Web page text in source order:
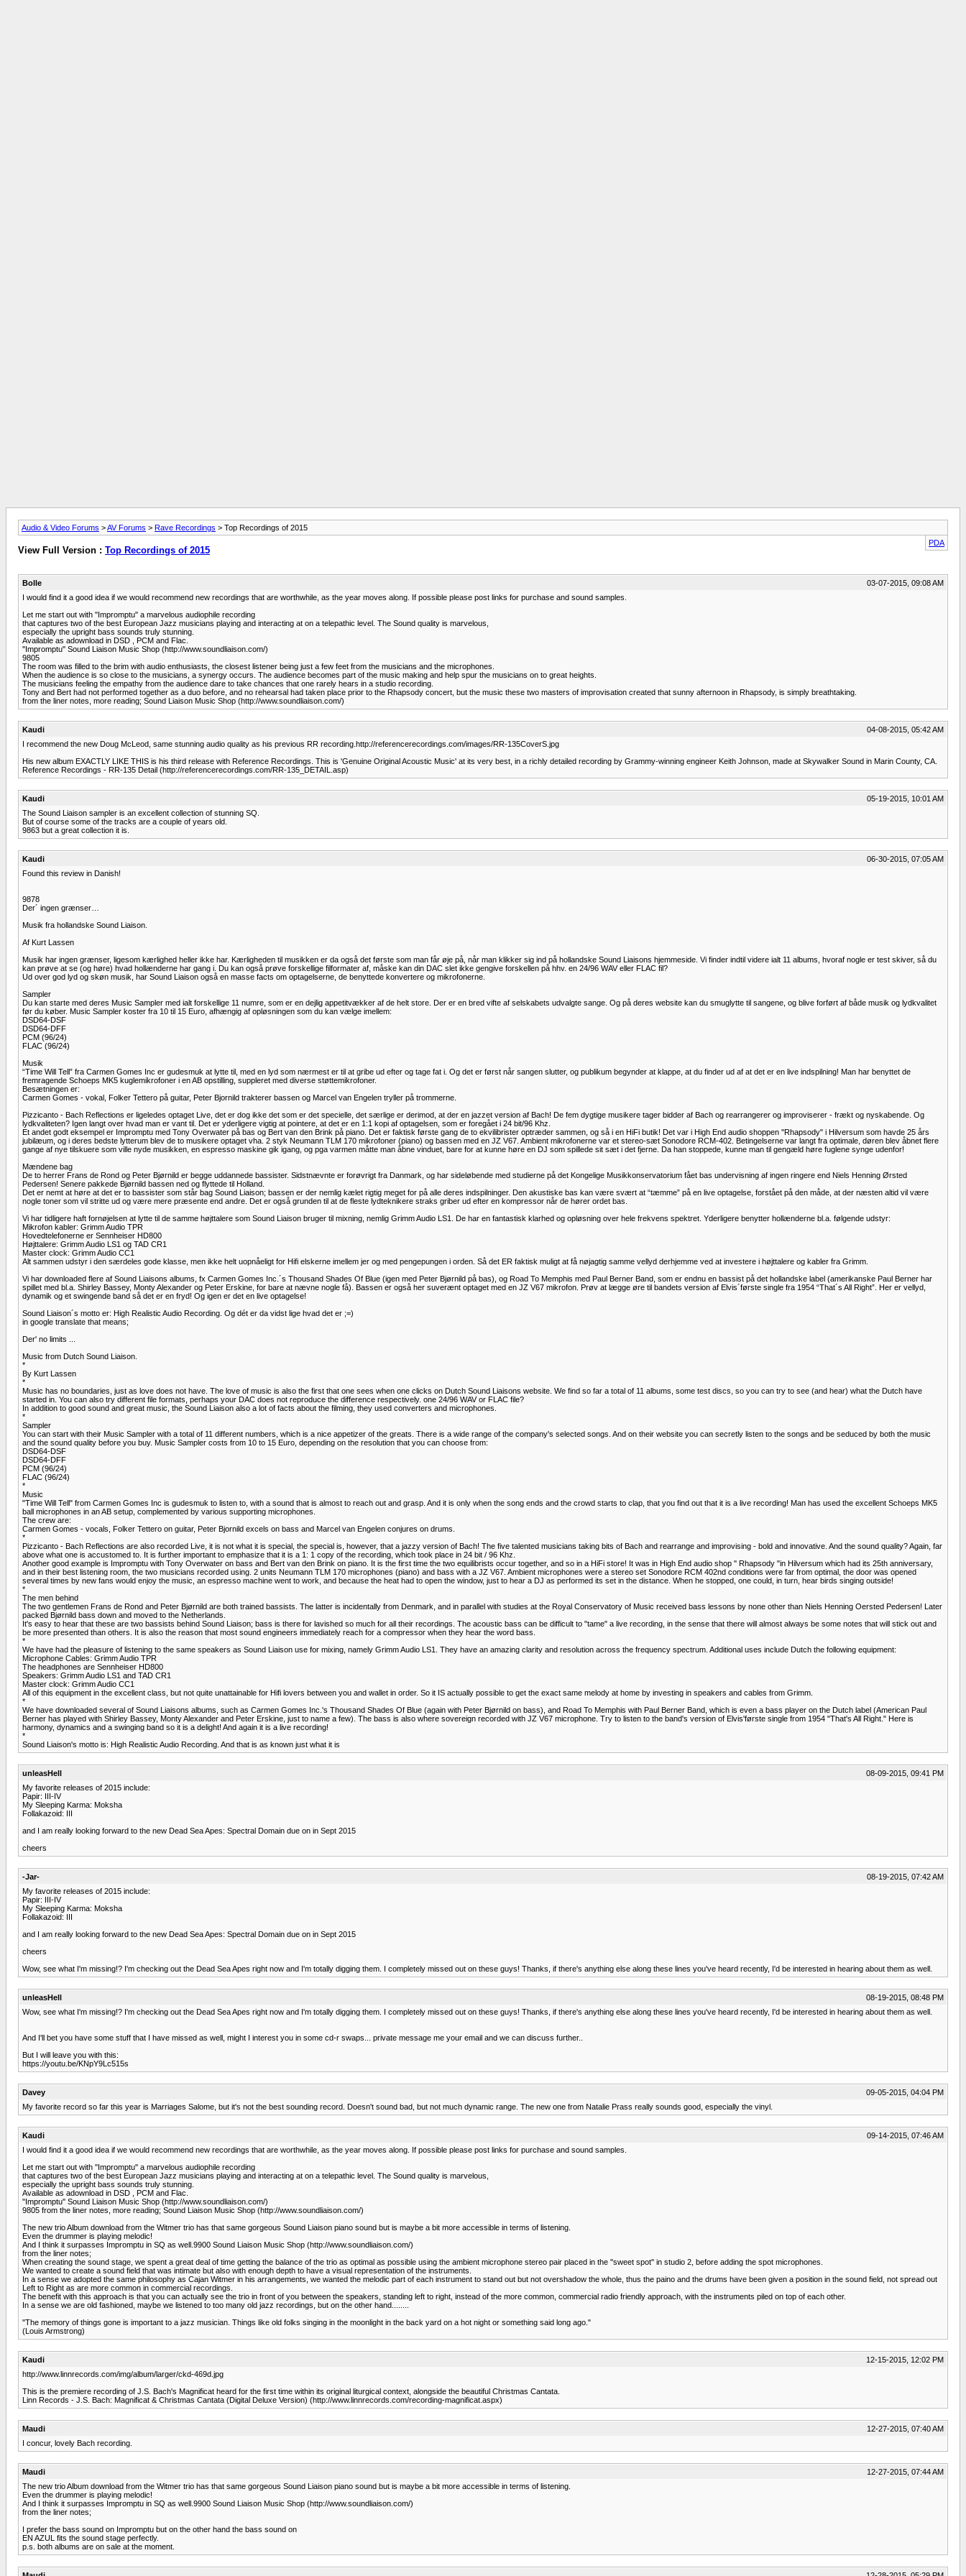
Audio & Video Forums >AV Forums > Rave Recordings > Top Recordings of 2015
PDA
View Full Version : Top Recordings of 2015
Bolle
03-07-2015, 09:08 AM
I would find it a good idea if we would recommend new recordings that are worthwhile, as the year moves along. If possible please post links for purchase and sound samples.
Let me start out with ''Impromptu'' a marvelous audiophile recording
that captures two of the best European Jazz musicians playing and interacting at on a telepathic level. The Sound quality is marvelous,
especially the upright bass sounds truly stunning.
Available as adownload in DSD , PCM and Flac.
''Impromptu'' Sound Liaison Music Shop (http://www.soundliaison.com/)
9805
The room was filled to the brim with audio enthusiasts, the closest listener being just a few feet from the musicians and the microphones.
When the audience is so close to the musicians, a synergy occurs. The audience becomes part of the music making and help spur the musicians on to great heights.
The musicians feeling the empathy from the audience dare to take chances that one rarely hears in a studio recording.
Tony and Bert had not performed together as a duo before, and no rehearsal had taken place prior to the Rhapsody concert, but the music these two masters of improvisation created that sunny afternoon in Rhapsody, is simply breathtaking.
from the liner notes, more reading; Sound Liaison Music Shop (http://www.soundliaison.com/)
Kaudi
04-08-2015, 05:42 AM
I recommend the new Doug McLeod, same stunning audio quality as his previous RR recording.http://referencerecordings.com/images/RR-135CoverS.jpg
His new album EXACTLY LIKE THIS is his third release with Reference Recordings. This is 'Genuine Original Acoustic Music' at its very best, in a richly detailed recording by Grammy-winning engineer Keith Johnson, made at Skywalker Sound in Marin County, CA.
Reference Recordings - RR-135 Detail (http://referencerecordings.com/RR-135_DETAIL.asp)
Kaudi
05-19-2015, 10:01 AM
The Sound Liaison sampler is an excellent collection of stunning SQ.
But of course some of the tracks are a couple of years old.
9863 but a great collection it is.
Kaudi
06-30-2015, 07:05 AM
Found this review in Danish!
9878
Der´ ingen grænser…
Musik fra hollandske Sound Liaison.
Af Kurt Lassen
Musik har ingen grænser, ligesom kærlighed heller ikke har. Kærligheden til musikken er da også det første som man får øje på, når man klikker sig ind på hollandske Sound Liaisons hjemmeside. Vi finder indtil videre ialt 11 albums, hvoraf nogle er test skiver, så du
kan prøve at se (og høre) hvad hollænderne har gang i. Du kan også prøve forskellige filformater af, måske kan din DAC slet ikke gengive forskellen på hhv. en 24/96 WAV eller FLAC fil?
Ud over god lyd og skøn musik, har Sound Liaison også en masse facts om optagelserne, de benyttede konvertere og mikrofonerne.
Sampler
Du kan starte med deres Music Sampler med ialt forskellige 11 numre, som er en dejlig appetitvækker af de helt store. Der er en bred vifte af selskabets udvalgte sange. Og på deres website kan du smuglytte til sangene, og blive forført af både musik og lydkvalitet
før du køber. Music Sampler koster fra 10 til 15 Euro, afhængig af opløsningen som du kan vælge imellem:
DSD64-DSF
DSD64-DFF
PCM (96/24)
FLAC (96/24)
Musik
“Time Will Tell” fra Carmen Gomes Inc er gudesmuk at lytte til, med en lyd som nærmest er til at gribe ud efter og tage fat i. Og det er først når sangen slutter, og publikum begynder at klappe, at du finder ud af at det er en live indspilning! Man har benyttet de
fremragende Schoeps MK5 kuglemikrofoner i en AB opstilling, suppleret med diverse støttemikrofoner.
Besætningen er:
Carmen Gomes - vokal, Folker Tettero på guitar, Peter Bjornild trakterer bassen og Marcel van Engelen tryller på trommerne.
Pizzicanto - Bach Reflections er ligeledes optaget Live, det er dog ikke det som er det specielle, det særlige er derimod, at der en jazzet version af Bach! De fem dygtige musikere tager bidder af Bach og rearrangerer og improviserer - frækt og nyskabende. Og
lydkvaliteten? Igen langt over hvad man er vant til. Det er yderligere vigtig at pointere, at det er en 1:1 kopi af optagelsen, som er foregået i 24 bit/96 Khz.
Et andet godt eksempel er Impromptu med Tony Overwater på bas og Bert van den Brink på piano. Det er faktisk første gang de to ekvilibrister optræder sammen, og så i en HiFi butik! Det var i High End audio shoppen ''Rhapsody" i Hilversum som havde 25 års
jubilæum, og i deres bedste lytterum blev de to musikere optaget vha. 2 styk Neumann TLM 170 mikrofoner (piano) og bassen med en JZ V67. Ambient mikrofonerne var et stereo-sæt Sonodore RCM-402. Betingelserne var langt fra optimale, døren blev åbnet flere
gange af nye tilskuere som ville nyde musikken, en espresso maskine gik igang, og pga varmen måtte man åbne vinduet, bare for at kunne høre en DJ som spillede sit sæt i det fjerne. Da han stoppede, kunne man til gengæld høre fuglene synge udenfor!
Mændene bag
De to herrer Frans de Rond og Peter Bjørnild er begge uddannede bassister. Sidstnævnte er forøvrigt fra Danmark, og har sideløbende med studierne på det Kongelige Musikkonservatorium fået bas undervisning af ingen ringere end Niels Henning Ørsted
Pedersen! Senere pakkede Bjørnild bassen ned og flyttede til Holland.
Det er nemt at høre at det er to bassister som står bag Sound Liaison; bassen er der nemlig kælet rigtig meget for på alle deres indspilninger. Den akustiske bas kan være svært at “tæmme” på en live optagelse, forstået på den måde, at der næsten altid vil være
nogle toner som vil stritte ud og være mere præsente end andre. Det er også grunden til at de fleste lydteknikere straks griber ud efter en kompressor når de hører ordet bas.
Vi har tidligere haft fornøjelsen at lytte til de samme højttalere som Sound Liaison bruger til mixning, nemlig Grimm Audio LS1. De har en fantastisk klarhed og opløsning over hele frekvens spektret. Yderligere benytter hollænderne bl.a. følgende udstyr:
Mikrofon kabler: Grimm Audio TPR
Hovedtelefonerne er Sennheiser HD800
Højttalere: Grimm Audio LS1 og TAD CR1
Master clock: Grimm Audio CC1
Alt sammen udstyr i den særdeles gode klasse, men ikke helt uopnåeligt for Hifi elskerne imellem jer og med pengepungen i orden. Så det ER faktisk muligt at få nøjagtig samme vellyd derhjemme ved at investere i højttalere og kabler fra Grimm.
Vi har downloaded flere af Sound Liaisons albums, fx Carmen Gomes Inc.´s Thousand Shades Of Blue (igen med Peter Bjørnild på bas), og Road To Memphis med Paul Berner Band, som er endnu en bassist på det hollandske label (amerikanske Paul Berner har
spillet med bl.a. Shirley Bassey, Monty Alexander og Peter Erskine, for bare at nævne nogle få). Bassen er også her suverænt optaget med en JZ V67 mikrofon. Prøv at lægge øre til bandets version af Elvis´første single fra 1954 “That´s All Right”. Her er vellyd,
dynamik og et swingende band så det er en fryd! Og igen er det en live optagelse!
Sound Liaison´s motto er: High Realistic Audio Recording. Og dét er da vidst lige hvad det er ;=)
in google translate that means;
Der' no limits ...
Music from Dutch Sound Liaison.
*
By Kurt Lassen
*
Music has no boundaries, just as love does not have. The love of music is also the first that one sees when one clicks on Dutch Sound Liaisons website. We find so far a total of 11 albums, some test discs, so you can try to see (and hear) what the Dutch have
started in. You can also try different file formats, perhaps your DAC does not reproduce the difference respectively. one 24/96 WAV or FLAC file?
In addition to good sound and great music, the Sound Liaison also a lot of facts about the filming, they used converters and microphones.
*
Sampler
You can start with their Music Sampler with a total of 11 different numbers, which is a nice appetizer of the greats. There is a wide range of the company's selected songs. And on their website you can secretly listen to the songs and be seduced by both the music
and the sound quality before you buy. Music Sampler costs from 10 to 15 Euro, depending on the resolution that you can choose from:
DSD64-DSF
DSD64-DFF
PCM (96/24)
FLAC (96/24)
*
Music
"Time Will Tell" from Carmen Gomes Inc is gudesmuk to listen to, with a sound that is almost to reach out and grasp. And it is only when the song ends and the crowd starts to clap, that you find out that it is a live recording! Man has used the excellent Schoeps MK5
ball microphones in an AB setup, complemented by various supporting microphones.
The crew are:
Carmen Gomes - vocals, Folker Tettero on guitar, Peter Bjornild excels on bass and Marcel van Engelen conjures on drums.
*
Pizzicanto - Bach Reflections are also recorded Live, it is not what it is special, the special is, however, that a jazzy version of Bach! The five talented musicians taking bits of Bach and rearrange and improvising - bold and innovative. And the sound quality? Again, far
above what one is accustomed to. It is further important to emphasize that it is a 1: 1 copy of the recording, which took place in 24 bit / 96 Khz.
Another good example is Impromptu with Tony Overwater on bass and Bert van den Brink on piano. It is the first time the two equilibrists occur together, and so in a HiFi store! It was in High End audio shop '' Rhapsody "in Hilversum which had its 25th anniversary,
and in their best listening room, the two musicians recorded using. 2 units Neumann TLM 170 microphones (piano) and bass with a JZ V67. Ambient microphones were a stereo set Sonodore RCM 402nd conditions were far from optimal, the door was opened
several times by new fans would enjoy the music, an espresso machine went to work, and because the heat had to open the window, just to hear a DJ as performed its set in the distance. When he stopped, one could, in turn, hear birds singing outside!
*
The men behind
The two gentlemen Frans de Rond and Peter Bjørnild are both trained bassists. The latter is incidentally from Denmark, and in parallel with studies at the Royal Conservatory of Music received bass lessons by none other than Niels Henning Oersted Pedersen! Later
packed Bjørnild bass down and moved to the Netherlands.
It's easy to hear that these are two bassists behind Sound Liaison; bass is there for lavished so much for all their recordings. The acoustic bass can be difficult to "tame" a live recording, in the sense that there will almost always be some notes that will stick out and
be more presented than others. It is also the reason that most sound engineers immediately reach for a compressor when they hear the word bass.
*
We have had the pleasure of listening to the same speakers as Sound Liaison use for mixing, namely Grimm Audio LS1. They have an amazing clarity and resolution across the frequency spectrum. Additional uses include Dutch the following equipment:
Microphone Cables: Grimm Audio TPR
The headphones are Sennheiser HD800
Speakers: Grimm Audio LS1 and TAD CR1
Master clock: Grimm Audio CC1
All of this equipment in the excellent class, but not quite unattainable for Hifi lovers between you and wallet in order. So it IS actually possible to get the exact same melody at home by investing in speakers and cables from Grimm.
*
We have downloaded several of Sound Liaisons albums, such as Carmen Gomes Inc.'s Thousand Shades Of Blue (again with Peter Bjørnild on bass), and Road To Memphis with Paul Berner Band, which is even a bass player on the Dutch label (American Paul
Berner has played with Shirley Bassey, Monty Alexander and Peter Erskine, just to name a few). The bass is also where sovereign recorded with JZ V67 microphone. Try to listen to the band's version of Elvis'første single from 1954 "That's All Right." Here is
harmony, dynamics and a swinging band so it is a delight! And again it is a live recording!
*
Sound Liaison's motto is: High Realistic Audio Recording. And that is as known just what it is
unleasHell
08-09-2015, 09:41 PM
My favorite releases of 2015 include:
Papir: III-IV
My Sleeping Karma: Moksha
Follakazoid: III
and I am really looking forward to the new Dead Sea Apes: Spectral Domain due on in Sept 2015
cheers
-Jar-
08-19-2015, 07:42 AM
My favorite releases of 2015 include:
Papir: III-IV
My Sleeping Karma: Moksha
Follakazoid: III
and I am really looking forward to the new Dead Sea Apes: Spectral Domain due on in Sept 2015
cheers
Wow, see what I'm missing!? I'm checking out the Dead Sea Apes right now and I'm totally digging them. I completely missed out on these guys! Thanks, if there's anything else along these lines you've heard recently, I'd be interested in hearing about them as well.
unleasHell
08-19-2015, 08:48 PM
Wow, see what I'm missing!? I'm checking out the Dead Sea Apes right now and I'm totally digging them. I completely missed out on these guys! Thanks, if there's anything else along these lines you've heard recently, I'd be interested in hearing about them as well.
And I'll bet you have some stuff that I have missed as well, might I interest you in some cd-r swaps... private message me your email and we can discuss further..
But I will leave you with this:
https://youtu.be/KNpY9Lc515s
Davey
09-05-2015, 04:04 PM
My favorite record so far this year is Marriages Salome, but it's not the best sounding record. Doesn't sound bad, but not much dynamic range. The new one from Natalie Prass really sounds good, especially the vinyl.
Kaudi
09-14-2015, 07:46 AM
I would find it a good idea if we would recommend new recordings that are worthwhile, as the year moves along. If possible please post links for purchase and sound samples.
Let me start out with ''Impromptu'' a marvelous audiophile recording
that captures two of the best European Jazz musicians playing and interacting at on a telepathic level. The Sound quality is marvelous,
especially the upright bass sounds truly stunning.
Available as adownload in DSD , PCM and Flac.
''Impromptu'' Sound Liaison Music Shop (http://www.soundliaison.com/)
9805 from the liner notes, more reading; Sound Liaison Music Shop (http://www.soundliaison.com/)
The new trio Album download from the Witmer trio has that same gorgeous Sound Liaison piano sound but is maybe a bit more accessible in terms of listening.
Even the drummer is playing melodic!
And I think it surpasses Impromptu in SQ as well.9900 Sound Liaison Music Shop (http://www.soundliaison.com/)
from the liner notes;
When creating the sound stage, we spent a great deal of time getting the balance of the trio as optimal as possible using the ambient microphone stereo pair placed in the ''sweet spot'' in studio 2, before adding the spot microphones.
We wanted to create a sound field that was intimate but also with enough depth to have a visual representation of the instruments.
In a sense we adopted the same philosophy as Cajan Witmer in his arrangements, we wanted the melodic part of each instrument to stand out but not overshadow the whole, thus the paino and the drums have been given a position in the sound field, not spread out
Left to Right as are more common in commercial recordings.
The benefit with this approach is that you can actually see the trio in front of you between the speakers, standing left to right, instead of the more common, commercial radio friendly approach, with the instruments piled on top of each other.
In a sense we are old fashioned, maybe we listened to too many old jazz recordings, but on the other hand........
''The memory of things gone is important to a jazz musician. Things like old folks singing in the moonlight in the back yard on a hot night or something said long ago."
(Louis Armstrong)
Kaudi
12-15-2015, 12:02 PM
http://www.linnrecords.com/img/album/larger/ckd-469d.jpg
This is the premiere recording of J.S. Bach's Magnificat heard for the first time within its original liturgical context, alongside the beautiful Christmas Cantata.
Linn Records - J.S. Bach: Magnificat & Christmas Cantata (Digital Deluxe Version) (http://www.linnrecords.com/recording-magnificat.aspx)
Maudi
12-27-2015, 07:40 AM
I concur, lovely Bach recording.
Maudi
12-27-2015, 07:44 AM
The new trio Album download from the Witmer trio has that same gorgeous Sound Liaison piano sound but is maybe a bit more accessible in terms of listening.
Even the drummer is playing melodic!
And I think it surpasses Impromptu in SQ as well.9900 Sound Liaison Music Shop (http://www.soundliaison.com/)
from the liner notes;
I prefer the bass sound on Impromptu but on the other hand the bass sound on
EN AZUL fits the sound stage perfectly.
p.s. both albums are on sale at the moment.